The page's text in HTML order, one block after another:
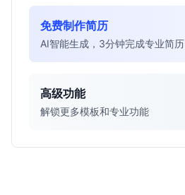
免费制作简历
AI智能生成，3分钟完成专业简历
高级功能
解锁更多模板和专业功能